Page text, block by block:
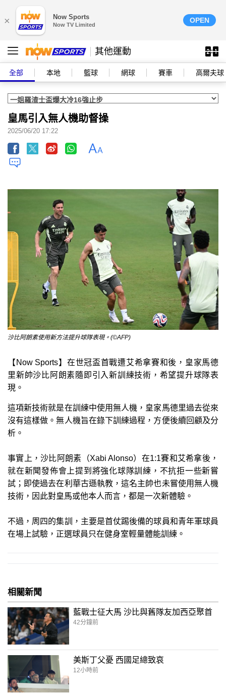
× Now Sports
Now TV Limited
OPEN
其他運動
全部 本地 籃球 網球 賽車 高爾夫球
皇馬引入無人機助督操
2025/06/20 17:22
沙比阿朗素使用新方法提升球隊表現。(©AFP)
【Now Sports】在世冠盃首戰遭艾希拿賽和後，皇家馬德
里新帥沙比阿朗素隨即引入新訓練技術，希望提升球隊表
現。
這項新技術就是在訓練中使用無人機，皇家馬德里過去從來
沒有這樣做。無人機旨在錄下訓練過程，方便後續回顧及分
析。
事實上，沙比阿朗素（Xabi Alonso）在1:1賽和艾希拿後，
就在新聞發佈會上提到將強化球隊訓練，不抗拒一些新嘗
試；即使過去在利華古遜執教，這名主帥也未嘗使用無人機
技術，因此對皇馬或他本人而言，都是一次新體驗。
不過，周四的集訓，主要是首仗踢後備的球員和青年軍球員
在場上試驗，正選球員只在健身室輕量體能訓練。
相關新聞
藍戰士征大馬 沙比與舊隊友加西亞聚首
42分鐘前
美斯丁父憂 西國足總致哀
12小時前